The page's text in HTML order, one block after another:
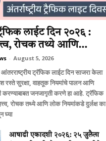
लाईट दिन २०२६ :
रोचक तथ्ये आणि...
- August 5, 2026
आंतरराष्ट्रीय ट्रॅफिक लाईट दिन साजरा केला
रस्ते सुरक्षा, वाहतूक नियमांचे पालन आणि
करण्याबाबत जनजागृती करणे हा आहे. ट्रॅफिक
रोचक तथ्ये आणि लोक नियमांकडे दुर्लक्ष का
घ्या
आषाढी एकादशी २०२६: २५ जुलैला